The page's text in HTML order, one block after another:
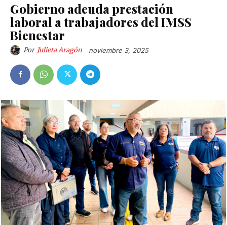
Gobierno adeuda prestación
laboral a trabajadores del IMSS
Bienestar
Por Julieta Aragón noviembre 3, 2025